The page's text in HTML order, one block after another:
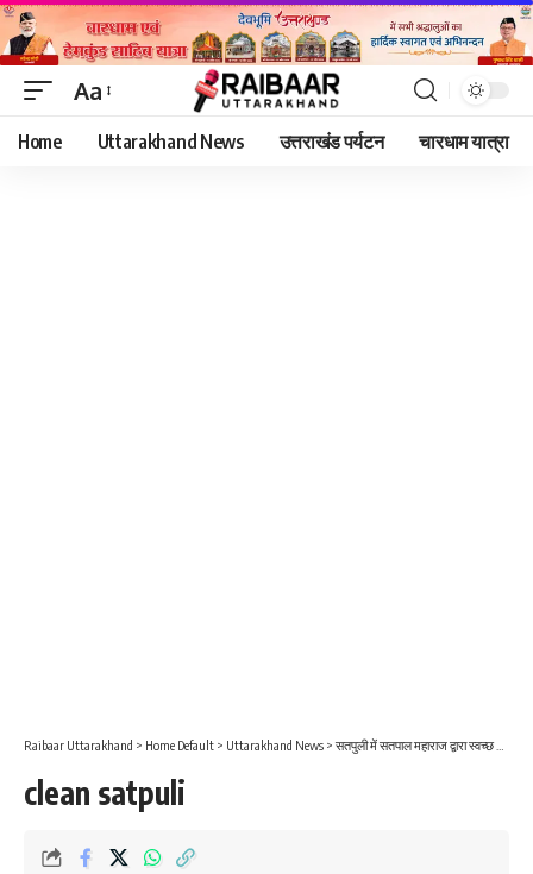
Font
Resizer
Aa
Home Uttarakhand News उत्तराखंड पर्यटन चारधाम यात्रा
Raibaar Uttarakhand > Home Default > Uttarakhand News > सतपुली में सतपाल महाराज द्वारा स्वच्छ भारत अभियान की शुरूहात ।
clean satpuli